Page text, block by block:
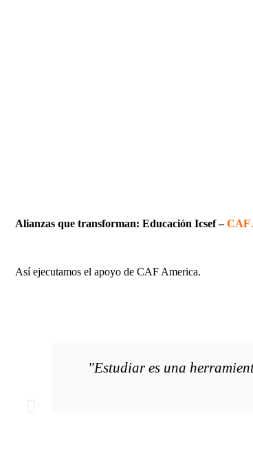
Alianzas que transforman: Educación Icsef –CAF
Así ejecutamos el apoyo de CAF America.
"Estudiar es una